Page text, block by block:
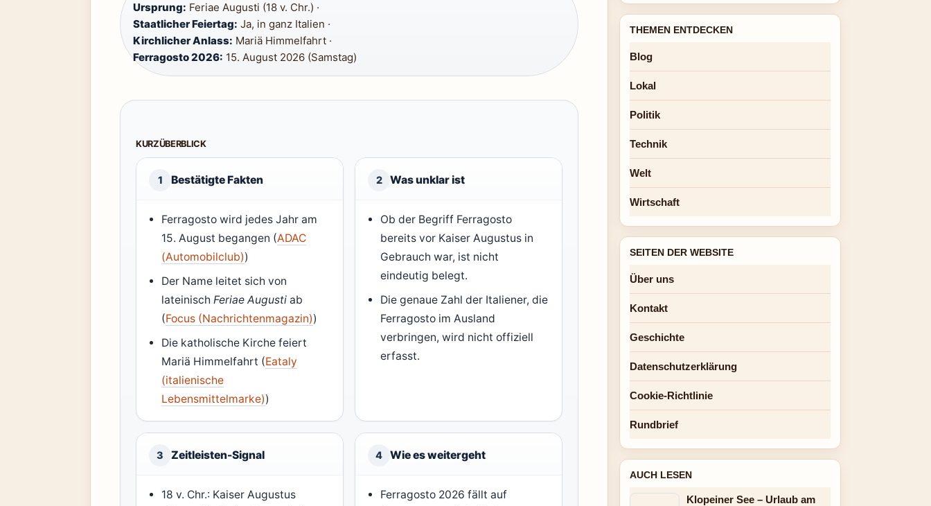
Ursprung: Feriae Augusti (18 v. Chr.) ·
Staatlicher Feiertag: Ja, in ganz Italien ·
Kirchlicher Anlass: Mariä Himmelfahrt ·
Ferragosto 2026: 15. August 2026 (Samstag)
KURZÜBERBLICK
1 Bestätigte Fakten
Ferragosto wird jedes Jahr am
15. August begangen (ADAC
(Automobilclub))
Der Name leitet sich von
lateinischFeriae Augusti ab
(Focus (Nachrichtenmagazin))
Die katholische Kirche feiert
Mariä Himmelfahrt (Eataly
(italienische
Lebensmittelmarke))
2 Was unklar ist
Ob der Begriff Ferragosto
bereits vor Kaiser Augustus in
Gebrauch war, ist nicht
eindeutig belegt.
Die genaue Zahl der Italiener, die
Ferragosto im Ausland
verbringen, wird nicht offiziell
erfasst.
3 Zeitleisten-Signal
18 v. Chr.: Kaiser Augustus
4 Wie es weitergeht
Ferragosto 2026 fällt auf
THEMEN ENTDECKEN
Blog
Lokal
Politik
Technik
Welt
Wirtschaft
SEITEN DER WEBSITE
Über uns
Kontakt
Geschichte
Datenschutzerklärung
Cookie-Richtlinie
Rundbrief
AUCH LESEN
Klopeiner See – Urlaub am